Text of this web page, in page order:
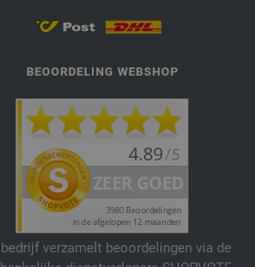
BEOORDELING WEBSHOP
verzamelt beoordelingen via de